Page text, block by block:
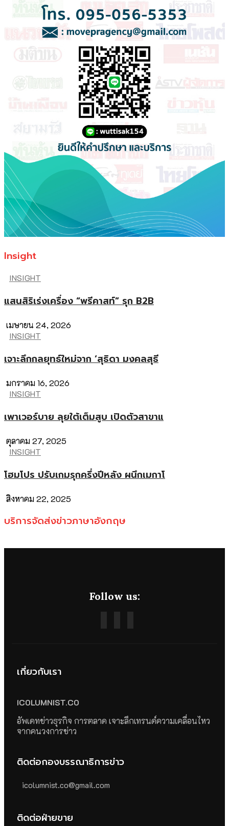
Insight
INSIGHT
แสนสิริเร่งเครื่อง “พรีคาสท์” รุก B2B
เมษายน 24, 2026
INSIGHT
เจาะลึกกลยุทธ์ใหม่จาก ‘สุธิดา มงคลสุธี
มกราคม 16, 2026
INSIGHT
เพาเวอร์บาย ลุยใต้เต็มสูบ เปิดตัวสาขาแ
ตุลาคม 27, 2025
INSIGHT
โฮมโปร ปรับเกมรุกครึ่งปีหลัง ผนึกเมกาโ
สิงหาคม 22, 2025
บริการจัดส่งข่าวภาษาอังกฤษ
Follow us:
เกี่ยวกับเรา
ICOLUMNIST.CO
อัพเดทข่าวธุรกิจ การตลาด เจาะลึกเทรนด์ความเคลื่อนไหว
จากคนวงการข่าว
ติดต่อกองบรรณาธิการข่าว
icolumnist.co@gmail.com
ติดต่อฝ่ายขาย